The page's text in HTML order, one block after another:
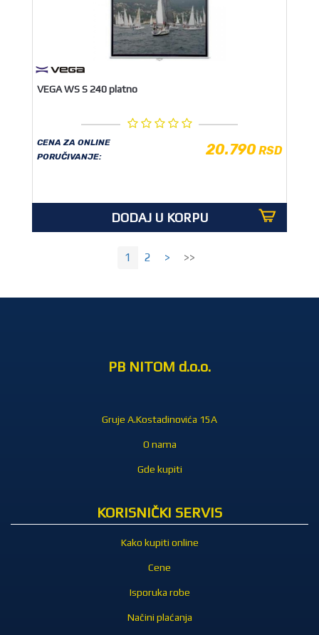
VEGA WS S 240 platno
CENA ZA ONLINE
PORUČIVANJE:
20.790RSD
DODAJ U KORPU
1 2 > >>
PB NITOM d.o.o.
Gruje A.Kostadinovića 15A
O nama
Gde kupiti
KORISNIČKI SERVIS
Kako kupiti online
Cene
Isporuka robe
Načini plaćanja